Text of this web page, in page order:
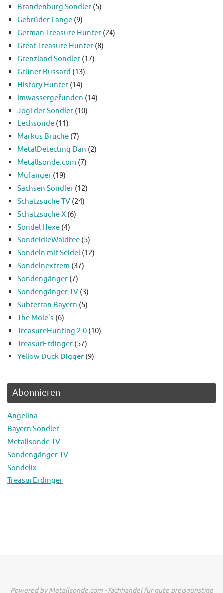
Brandenburg Sondler (5)
Gebrüder Lange (9)
German Treasure Hunter (24)
Great Treasure Hunter (8)
Grenzland Sondler (17)
Grüner Bussard (13)
History Hunter (14)
Imwassergefunden (14)
Jogi der Sondler (10)
Lechsonde (11)
Markus Brüche (7)
MetalDetecting Dan (2)
Metallsonde.com (7)
Mufänger (19)
Sachsen Sondler (12)
Schatzsuche TV (24)
Schatzsuche X (6)
Sondel Hexe (4)
SondeldieWaldfee (5)
Sondeln mit Seidel (12)
Sondelnextrem (37)
Sondengänger (7)
Sondengänger TV (3)
Subterran Bayern (5)
The Mole’s (6)
TreasureHunting 2.0 (10)
TreasurErdinger (57)
Yellow Duck Digger (9)
Abonnieren
Angelina
Bayern Sondler
Metallsonde.TV
Sondengänger TV
Sondelix
TreasurErdinger
Powered by Metallsonde.com - Fachhandel für gute preisgünstige